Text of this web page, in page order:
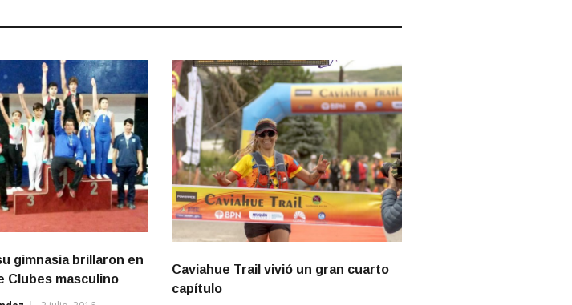
gimnasia brillaron en
Clubes masculino
Caviahue Trail vivió un gran cuarto
capítulo